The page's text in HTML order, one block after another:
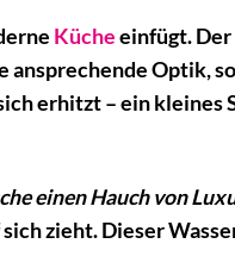
Kücheeinfügt.
ansprechende Optik,
erhitzt – ein kleines
einen Hauch von
zieht. Dieser